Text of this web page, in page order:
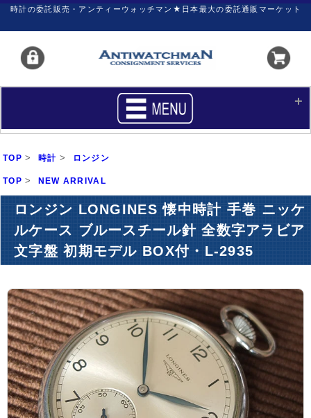
時計の委託販売・アンティーウォッチマン★日本最大の委託通販マーケット
買いたい
サポート マイページ
新着リスト 価格ダウン
価格の交渉 時計の修理
カレンダープライス ファイナルボックス
アーカイブ ブログ・特集記事
TOP > 時計 > ロンジン
TOP > NEW ARRIVAL
ロンジン LONGINES 懐中時計 手巻 ニッケ
ルケース ブルースチール針 全数字アラビア
文字盤 初期モデル BOX付・L-2935